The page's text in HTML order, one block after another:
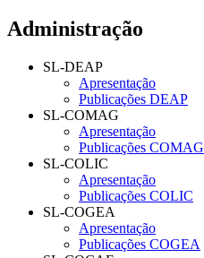
Administração
SL-DEAP
Apresentação
Publicações DEAP
SL-COMAG
Apresentação
Publicações COMAG
SL-COLIC
Apresentação
Publicações COLIC
SL-COGEA
Apresentação
Publicações COGEA